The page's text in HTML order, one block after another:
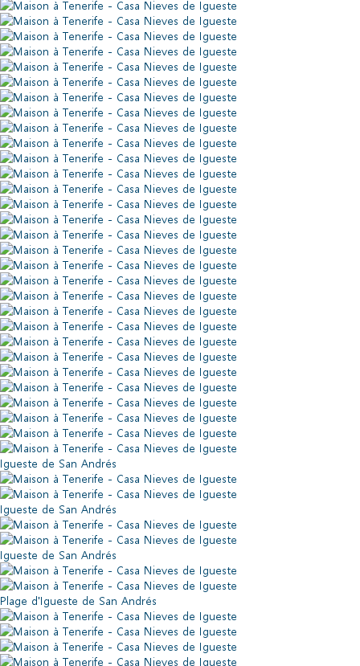
Igueste de San Andrés
Igueste de San Andrés
Igueste de San Andrés
Plage d'Igueste de San Andrés